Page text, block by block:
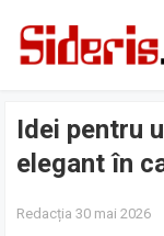
Idei pentru
elegant în
Redacția 30 mai 2026